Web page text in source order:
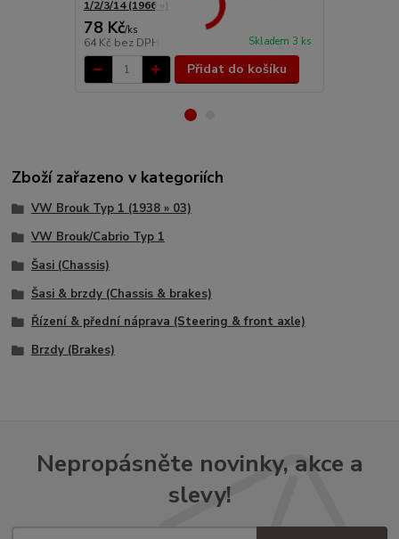
1/2/3/14 (1966 »)
78 Kč/ks
64 Kč bez DPH Skladem 3 ks
Přidat do košíku
Zboží zařazeno v kategoriích
VW Brouk Typ 1 (1938 » 03)
VW Brouk/Cabrio Typ 1
Šasi (Chassis)
Šasi & brzdy (Chassis & brakes)
Řízení & přední náprava (Steering & front axle)
Brzdy (Brakes)
Nepropásněte novinky, akce a
slevy!